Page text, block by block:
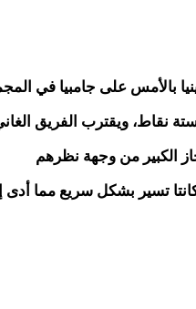
بالأمس على جامبيا في
ويقترب الفريق الغاني
الكبير من وجهة نظرهم